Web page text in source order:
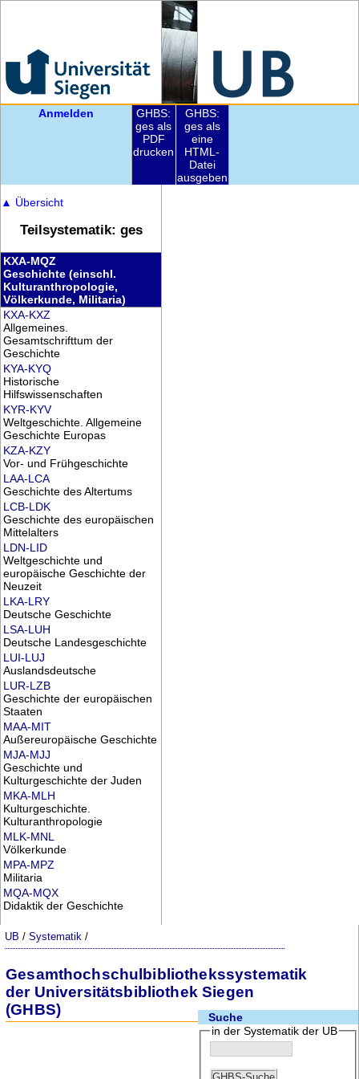
Anmelden
GHBS:
ges als
PDF
drucken
GHBS:
ges als
eine
HTML-
Datei
ausgeben
▲ Übersicht
Teilsystematik: ges
KXA-MQZ
Geschichte (einschl.
Kulturanthropologie,
Völkerkunde, Militaria)
KXA-KXZ
Allgemeines.
Gesamtschrifttum der
Geschichte
KYA-KYQ
Historische
Hilfswissenschaften
KYR-KYV
Weltgeschichte. Allgemeine
Geschichte Europas
KZA-KZY
Vor- und Frühgeschichte
LAA-LCA
Geschichte des Altertums
LCB-LDK
Geschichte des europäischen
Mittelalters
LDN-LID
Weltgeschichte und
europäische Geschichte der
Neuzeit
LKA-LRY
Deutsche Geschichte
LSA-LUH
Deutsche Landesgeschichte
LUI-LUJ
Auslandsdeutsche
LUR-LZB
Geschichte der europäischen
Staaten
MAA-MIT
Außereuropäische Geschichte
MJA-MJJ
Geschichte und
Kulturgeschichte der Juden
MKA-MLH
Kulturgeschichte.
Kulturanthropologie
MLK-MNL
Völkerkunde
MPA-MPZ
Militaria
MQA-MQX
Didaktik der Geschichte
UB /Systematik /
Gesamthochschulbibliothekssystematik
der Universitätsbibliothek Siegen
(GHBS)
Suche
in der Systematik der UB